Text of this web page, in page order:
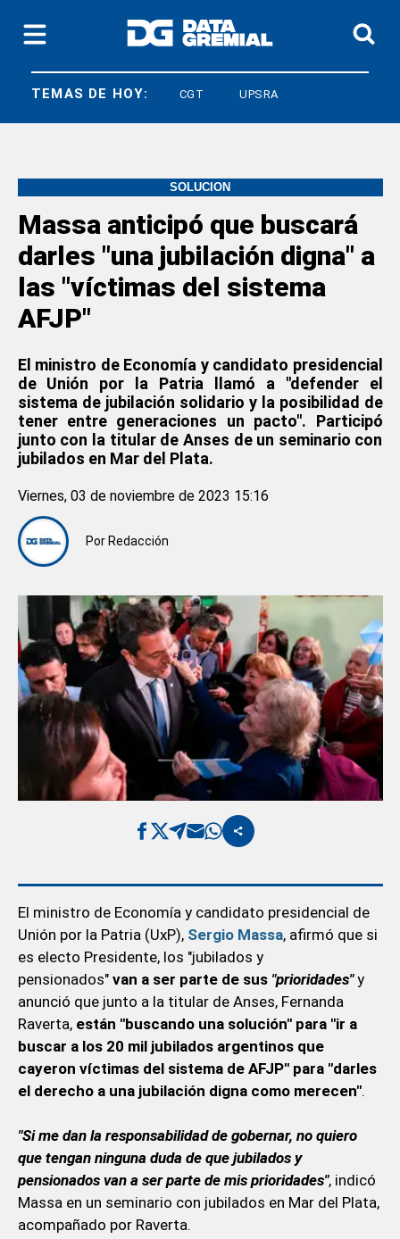
TEMAS DE HOY:
LEY BASES CGT UPSRA
SOLUCIÓN
Massa anticipó que buscará
darles "una jubilación digna" a
las "víctimas del sistema
AFJP"
El ministro de Economía y candidato presidencial
de Unión por la Patria llamó a "defender el
sistema de jubilación solidario y la posibilidad de
tener entre generaciones un pacto". Participó
junto con la titular de Anses de un seminario con
jubilados en Mar del Plata.
Por Redacción
Viernes, 03 de noviembre de 2023 15:16
El ministro de Economía y candidato presidencial de
Unión por la Patria (UxP), Sergio Massa, afirmó que si
es electo Presidente, los "jubilados y
pensionados"van a ser parte de sus "prioridades"y
anunció que junto a la titular de Anses, Fernanda
Raverta, están "buscando una solución" para "ir a
buscar a los 20 mil jubilados argentinos que
cayeron víctimas del sistema de AFJP" para "darles
el derecho a una jubilación digna como merecen".
"Si me dan la responsabilidad de gobernar, no quiero
que tengan ninguna duda de que jubilados y
pensionados van a ser parte de mis prioridades", indicó
Massa en un seminario con jubilados en Mar del Plata,
acompañado por Raverta.